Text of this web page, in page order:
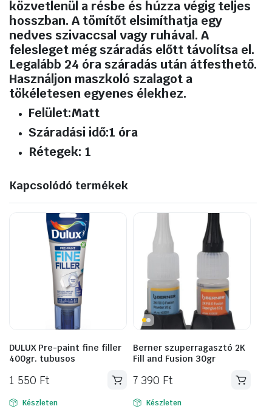
közvetlenül a résbe és húzza végig teljes
hosszban. A tömítőt elsimíthatja egy
nedves szivaccsal vagy ruhával. A
felesleget még száradás előtt távolítsa el.
Legalább 24 óra száradás után átfesthető.
Használjon maszkoló szalagot a
tökéletesen egyenes élekhez.
Felület:Matt
Száradási idő:1 óra
Rétegek: 1
Kapcsolódó termékek
DULUX Pre-paint fine filler
400gr. tubusos
1 550 Ft
Készleten
Berner szuperragasztó 2K
Fill and Fusion 30gr
7 390 Ft
Készleten